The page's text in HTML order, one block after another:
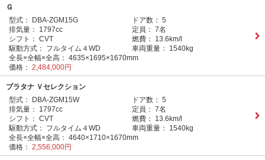
Ｇ
型式：
DBA-ZGM15G ドア数： 5
排気量：
1797cc 定員： 7名
シフト： CVT 燃費：
13.6km/l
駆動方式：
フルタイム４WD 車両重量：
1540kg
全長×全幅×全高： 4635×1695×1670mm
価格： 2,484,000円
プラタナ Ｖセレクション
型式：
DBA-ZGM15W ドア数： 5
排気量：
1797cc 定員： 7名
シフト： CVT 燃費：
13.6km/l
駆動方式：
フルタイム４WD 車両重量：
1540kg
全長×全幅×全高： 4640×1710×1670mm
価格： 2,556,000円